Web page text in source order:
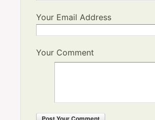
Your Email Address
Your Comment